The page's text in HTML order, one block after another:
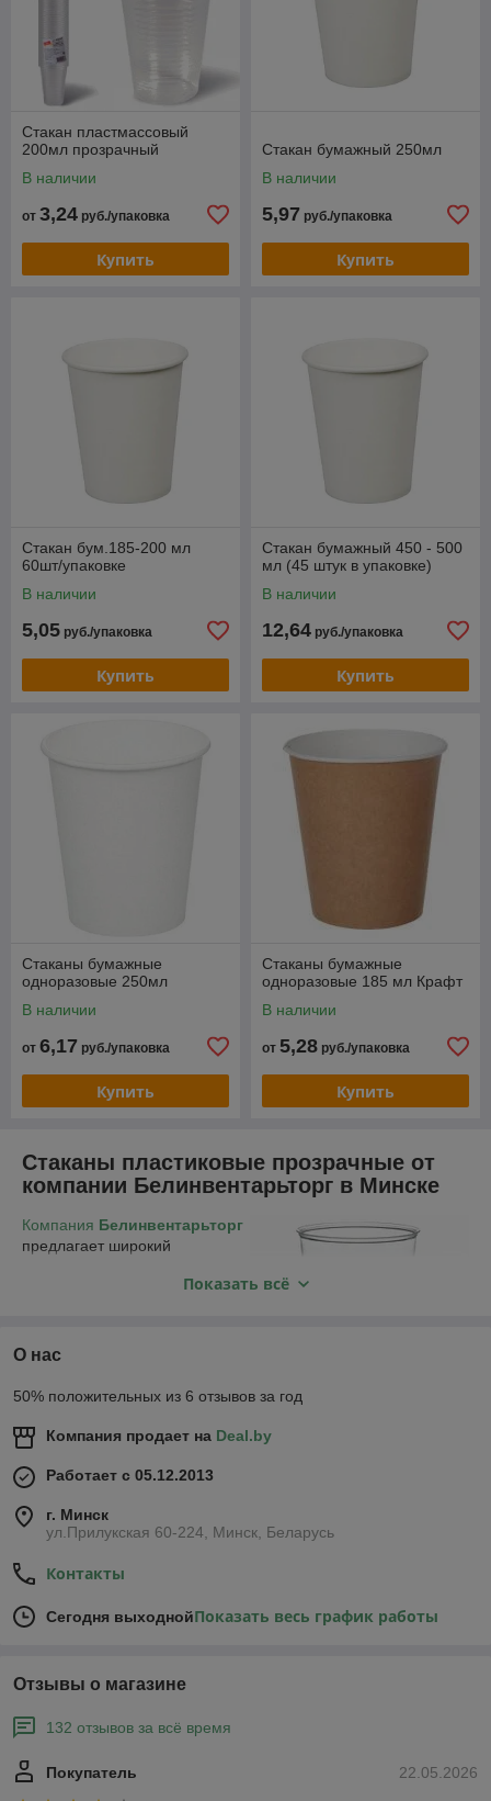
Стакан пластмассовый
200мл прозрачный
В наличии
от 3,24 руб./упаковка
Купить
Стакан бумажный 250мл
В наличии
5,97 руб./упаковка
Купить
Стакан бум.185-200 мл
60шт/упаковке
В наличии
5,05 руб./упаковка
Купить
Стакан бумажный 450 - 500
мл (45 штук в упаковке)
В наличии
12,64 руб./упаковка
Купить
Стаканы бумажные
одноразовые 250мл
В наличии
от 6,17 руб./упаковка
Купить
Стаканы бумажные
одноразовые 185 мл Крафт
В наличии
от 5,28 руб./упаковка
Купить
Стаканы пластиковые прозрачные от
компании Белинвентарьторг в Минске
Компания Белинвентарьторг
предлагает широкий
пластиковых стаканов,
офисных встреч и
Прозрачные пластиковые
удобство и гигиеничность,
сохраняя при этом стильный внешний вид.
В ассортименте:
Одноразовые пластиковые стаканы 100 мл
напитков: Отлично подходят для подачи небольших порций
или в офисе.
Одноразовые пластиковые стаканы 200 мл
Универсальный объем: Идеальны для подачи
напитки и коктейли.
Показать всё
О нас
50% положительных из 6 отзывов за год
Компания продает на Deal.by
Работает с 05.12.2013
г. Минск
ул.Прилукская 60-224, Минск, Беларусь
Контакты
Сегодня выходнойПоказать весь график работы
Отзывы о магазине
132 отзывов за всё время
22.05.2026
Покупатель